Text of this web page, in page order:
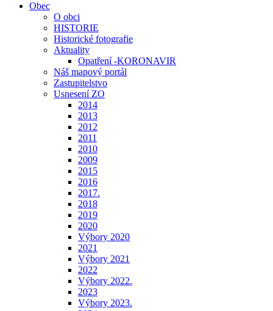
Obec
O obci
HISTORIE
Historické fotografie
Aktuality
Opatření -KORONAVIR
Náš mapový portál
Zastupitelstvo
Usnesení ZO
2014
2013
2012
2011
2010
2009
2015
2016
2017.
2018
2019
2020
Výbory 2020
2021
Výbory 2021
2022
Výbory 2022.
2023
Výbory 2023.